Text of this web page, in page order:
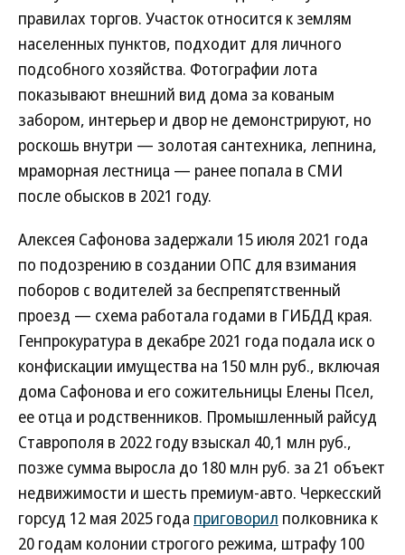
правилах торгов. Участок относится к землям
населенных пунктов, подходит для личного
подсобного хозяйства. Фотографии лота
показывают внешний вид дома за кованым
забором, интерьер и двор не демонстрируют, но
роскошь внутри — золотая сантехника, лепнина,
мраморная лестница — ранее попала в СМИ
после обысков в 2021 году.
Алексея Сафонова задержали 15 июля 2021 года
по подозрению в создании ОПС для взимания
поборов с водителей за беспрепятственный
проезд — схема работала годами в ГИБДД края.
Генпрокуратура в декабре 2021 года подала иск о
конфискации имущества на 150 млн руб., включая
дома Сафонова и его сожительницы Елены Псел,
ее отца и родственников. Промышленный райсуд
Ставрополя в 2022 году взыскал 40,1 млн руб.,
позже сумма выросла до 180 млн руб. за 21 объект
недвижимости и шесть премиум-авто. Черкесский
горсуд 12 мая 2025 года приговорил полковника к
20 годам колонии строгого режима, штрафу 100